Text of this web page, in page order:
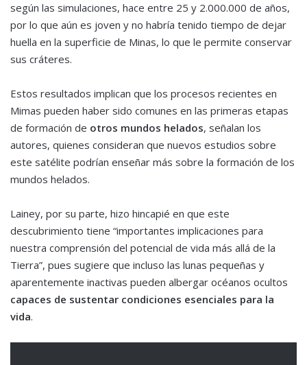
según las simulaciones, hace entre 25 y 2.000.000 de años,
por lo que aún es joven y no habría tenido tiempo de dejar
huella en la superficie de Minas, lo que le permite conservar
sus cráteres.
Estos resultados implican que los procesos recientes en
Mimas pueden haber sido comunes en las primeras etapas
de formación de otros mundos helados, señalan los
autores, quienes consideran que nuevos estudios sobre
este satélite podrían enseñar más sobre la formación de los
mundos helados.
Lainey, por su parte, hizo hincapié en que este
descubrimiento tiene “importantes implicaciones para
nuestra comprensión del potencial de vida más allá de la
Tierra”, pues sugiere que incluso las lunas pequeñas y
aparentemente inactivas pueden albergar océanos ocultos
capaces de sustentar condiciones esenciales para la
vida.